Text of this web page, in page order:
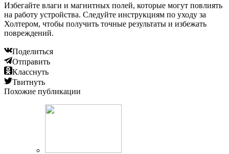
Избегайте влаги и магнитных полей, которые могут повлиять
на работу устройства. Следуйте инструкциям по уходу за
Холтером, чтобы получить точные результаты и избежать
повреждений.
Поделиться
Отправить
Класснуть
Твитнуть
Похожие публикации